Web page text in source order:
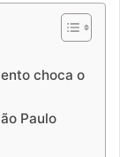
choca o
Paulo